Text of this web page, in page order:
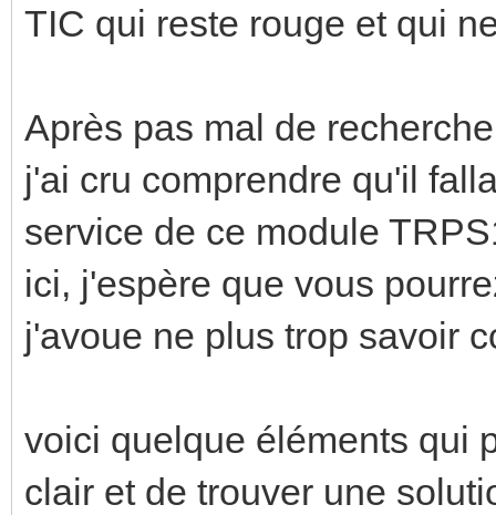
TIC qui reste rouge et qui
Après pas mal de
j'ai cru comprendre qu'il
service de ce module
ici, j'espère que vous
j'avoue ne plus trop savoir
voici quelque éléments qui
clair et de trouver une